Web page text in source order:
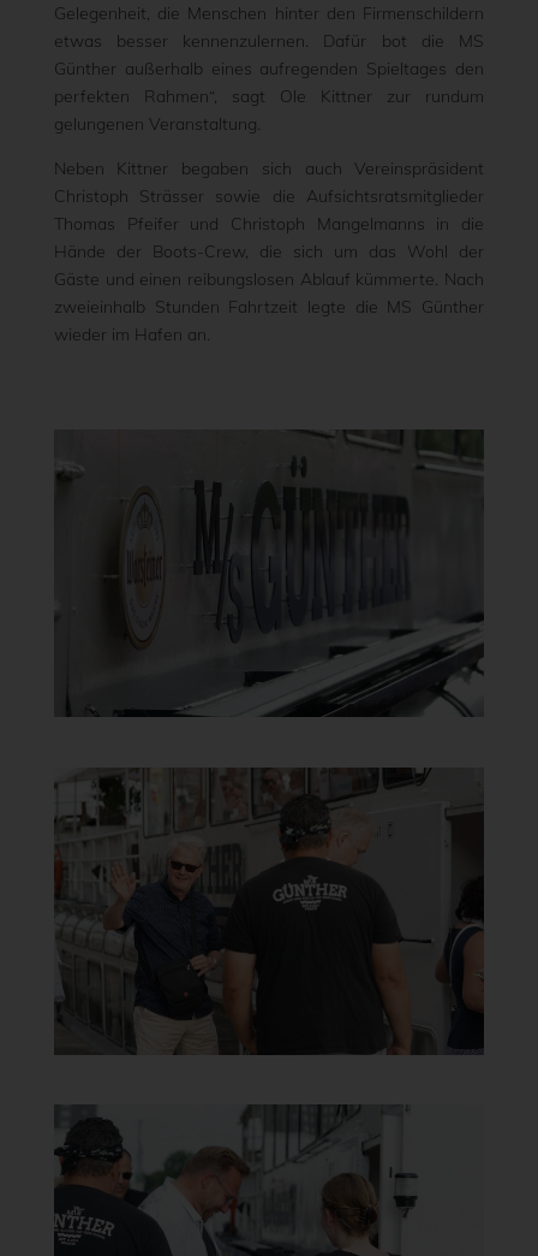
Gelegenheit, die Menschen hinter den Firmenschildern
etwas besser kennenzulernen. Dafür bot die MS
Günther außerhalb eines aufregenden Spieltages den
perfekten Rahmen“, sagt Ole Kittner zur rundum
gelungenen Veranstaltung.
Neben Kittner begaben sich auch Vereinspräsident
Christoph Strässer sowie die Aufsichtsratsmitglieder
Thomas Pfeifer und Christoph Mangelmanns in die
Hände der Boots-Crew, die sich um das Wohl der
Gäste und einen reibungslosen Ablauf kümmerte. Nach
zweieinhalb Stunden Fahrtzeit legte die MS Günther
wieder im Hafen an.